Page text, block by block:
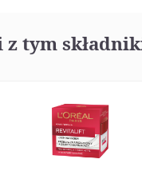
z tym